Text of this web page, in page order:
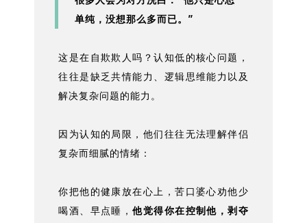
单纯，没想那么多而已。”
这是在自欺欺人吗？认知低的核心问题，
往往是缺乏共情能力、逻辑思维能力以及
解决复杂问题的能力。
因为认知的局限，他们往往无法理解伴侣
复杂而细腻的情绪：
你把他的健康放在心上，苦口婆心劝他少
喝酒、早点睡，他觉得你在控制他，剥夺